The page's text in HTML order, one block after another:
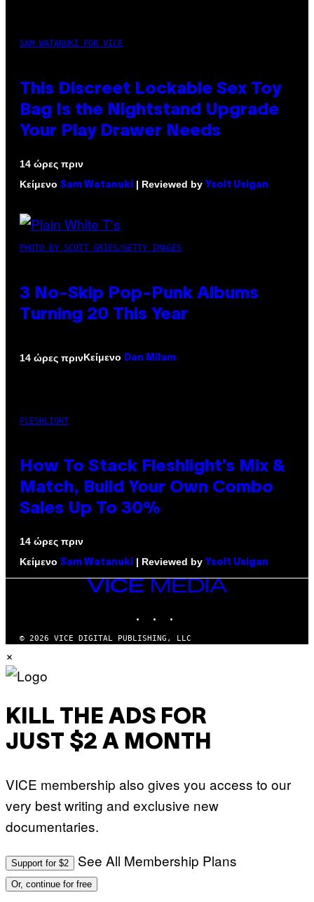
SAM WATANUKI FOR VICE
This Discreet Lockable Sex Toy
Bag Is the Nightstand Upgrade
Your Play Drawer Needs
14 ώρες πριν
Κείμενο Sam Watanuki | Reviewed by Ysolt Usigan
PHOTO BY SCOTT GRIES/GETTY IMAGES
3 No-Skip Pop-Punk Albums
Turning 20 This Year
14 ώρες πρινΚείμενο Dan Milam
FLESHLIGHT
How To Stack Fleshlight’s Mix &
Match, Build Your Own Combo
Sales Up To 30%
14 ώρες πριν
Κείμενο Sam Watanuki | Reviewed by Ysolt Usigan
VICE
© 2026 VICE DIGITAL PUBLISHING, LLC
×
KILL THE ADS FOR
JUST $2 A MONTH
VICE membership also gives you access to our
very best writing and exclusive new
documentaries.
Support for $2 See All Membership Plans
Or, continue for free